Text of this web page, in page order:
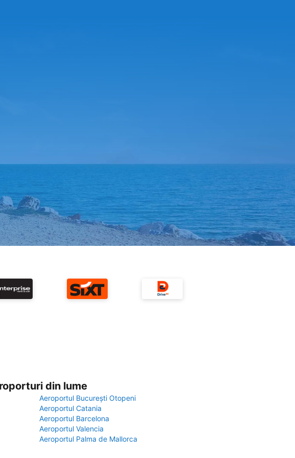
din lume
Aeroportul București Otopeni
Aeroportul Catania
Aeroportul Barcelona
Aeroportul Valencia
Aeroportul Palma de Mallorca